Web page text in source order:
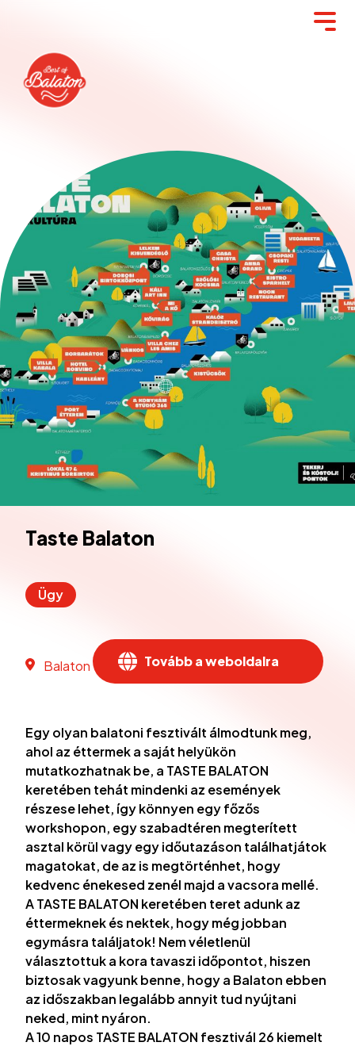
Taste Balaton
Ügy
Balaton Tovább a weboldalra
Egy olyan balatoni fesztivált álmodtunk meg,
ahol az éttermek a saját helyükön
mutatkozhatnak be, a TASTE BALATON
keretében tehát mindenki az események
részese lehet, így könnyen egy főzős
workshopon, egy szabadtéren megterített
asztal körül vagy egy időutazáson találhatjátok
magatokat, de az is megtörténhet, hogy
kedvenc énekesed zenél majd a vacsora mellé.
A TASTE BALATON keretében teret adunk az
éttermeknek és nektek, hogy még jobban
egymásra találjatok! Nem véletlenül
választottuk a kora tavaszi időpontot, hiszen
biztosak vagyunk benne, hogy a Balaton ebben
az időszakban legalább annyit tud nyújtani
neked, mint nyáron.
A 10 napos TASTE BALATON fesztivál 26 kiemelt